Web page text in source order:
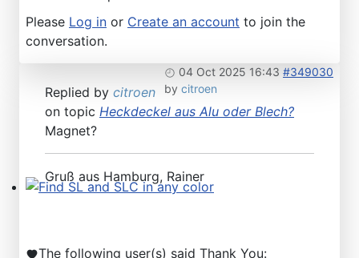
107 Technique
Please Log in or Create an account to join the
conversation.
04 Oct 2025 16:43 #349030
by citroen
Replied by citroen
on topic Heckdeckel aus Alu oder Blech?
Magnet?
Gruß aus Hamburg, Rainer
The following user(s) said Thank You: